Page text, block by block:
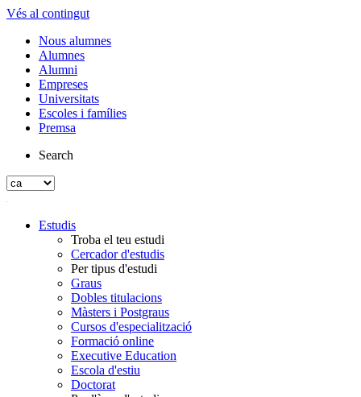
Vés al contingut
Nous alumnes
Alumnes
Alumni
Empreses
Universitats
Escoles i famílies
Premsa
Search
Estudis
Troba el teu estudi
Cercador d'estudis
Per tipus d'estudi
Graus
Dobles titulacions
Màsters i Postgraus
Cursos d'especialització
Formació online
Executive Education
Escola d'estiu
Doctorat